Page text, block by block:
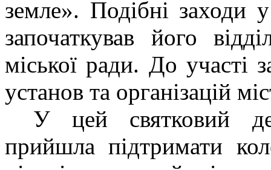
земле». Подібні заходи
започаткував його
міської ради. До участі
установ та організацій
У цей святковий
прийшла підтримати